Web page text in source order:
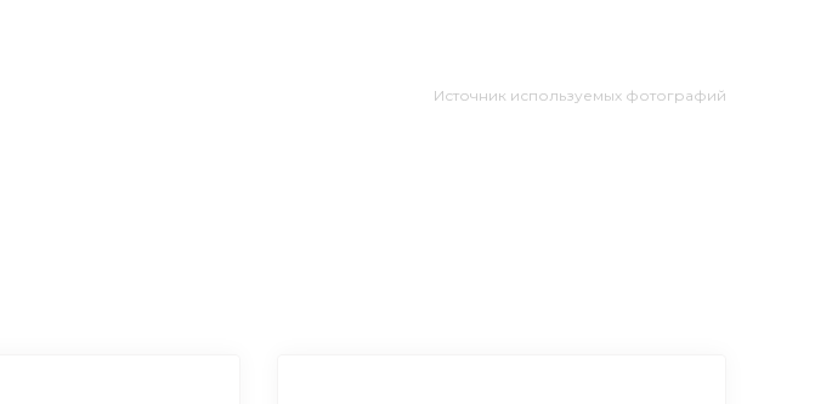
Источник используемых фотографий